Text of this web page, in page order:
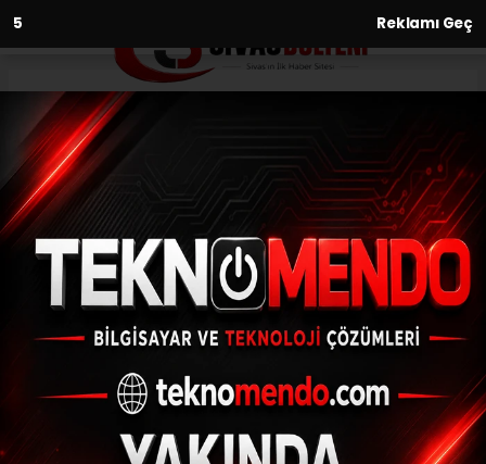
3 Reklamı Geç
Anasayfa Kültür-Sanat-Tarih
Kale Üzerinde Bir Asırlık Nöbet:
Sivas Saat Kulesi
KÜLTÜR-SANAT-TARIH
(Menderes APAYDIN) - Sivas Bülteni | 01.06.2026 - 00:01, Güncelleme:
01.06.2026 - 10:00
Tarihi yapı, Sivas Kalesi’nin bulunduğu
alanda yer alıyordu ve dönemin şehir
siluetinin en dikkat çekici unsurlarından
biriydi.